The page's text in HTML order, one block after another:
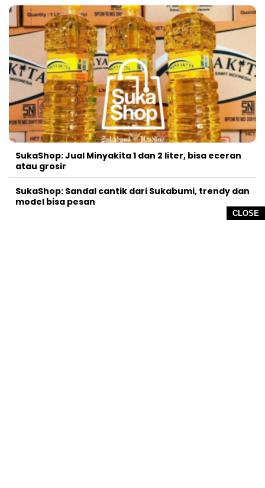
CLOSE
SukaShop: Jual Minyakita 1 dan 2 liter, bisa eceran
atau grosir
SukaShop: Sandal cantik dari Sukabumi, trendy dan
model bisa pesan